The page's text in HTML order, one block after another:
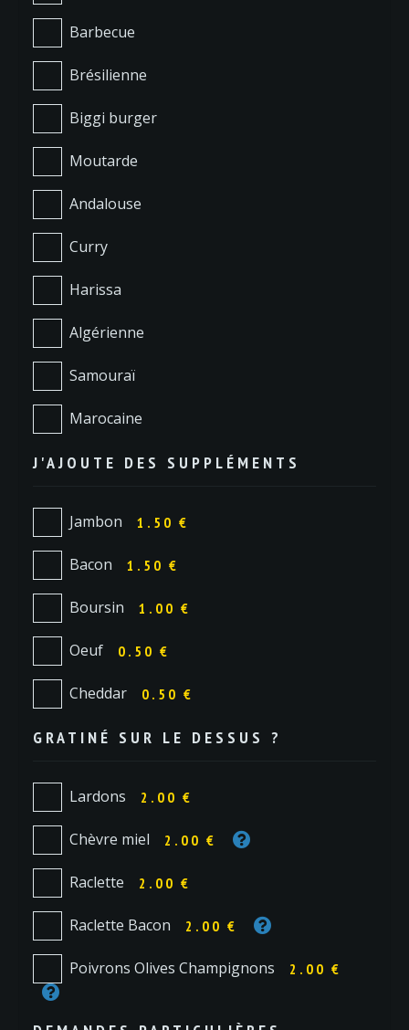
Barbecue
Brésilienne
Biggi burger
Moutarde
Andalouse
Curry
Harissa
Algérienne
Samouraï
Marocaine
J'AJOUTE DES SUPPLÉMENTS
Jambon 1.50 €
Bacon 1.50 €
Boursin 1.00 €
Oeuf 0.50 €
Cheddar 0.50 €
GRATINÉ SUR LE DESSUS ?
Lardons 2.00 €
Chèvre miel 2.00 €
Raclette 2.00 €
Raclette Bacon 2.00 €
Poivrons Olives Champignons 2.00 €